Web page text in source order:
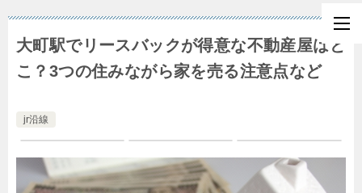
大町駅でリースバックが得意な不動産屋はど
こ？3つの住みながら家を売る注意点など
jr沿線